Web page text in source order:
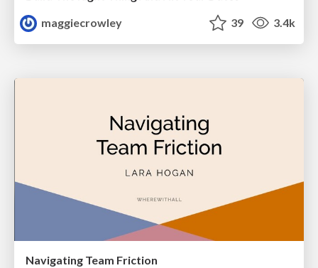
maggiecrowley
39 3.4k
Navigating Team Friction